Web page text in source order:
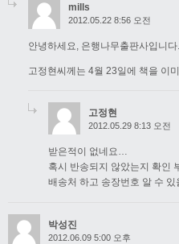
mills
2012.05.22 8:56 오전
안녕하세요, 은행나무출판사입니다.
고정현씨께는 4월 23일에 책을 이
고정현
2012.05.29 8:13 오전
받은적이 없네요…
혹시 반송되지 않았는지 확인
배송처 하고 송장번호 알 수 있
박성진
2012.06.09 5:00 오후